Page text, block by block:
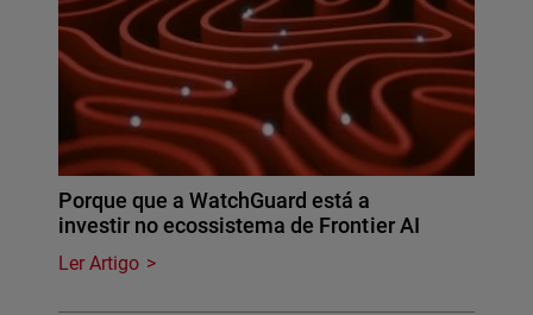
Porque que a WatchGuard está a
investir no ecossistema de Frontier AI
Ler Artigo